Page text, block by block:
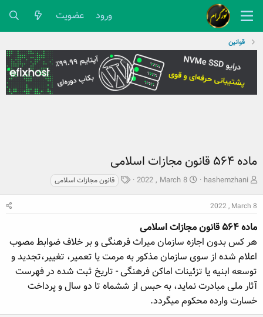
ورود عضویت
قوانین
ماده ۵۶۴ قانون مجازات اسلامی
ش
و
ک
ن
د
ه
م
hashemzhani
ت
خ
و
ع
2022 , March 8
ب
ه
قانون مجازات اسلامی
2022 , March 8
ماده ۵۶۴ قانون مجازات اسلامی
هر کس بدون اجازه سازمان میراث فرهنگی و بر خلاف ضوابط مصوب
اعلام شده از سوی سازمان مذکور به مرمت یا تعمیر، تغییر،‌تجدید و
توسعه ابنیه یا تزئینات اماکن فرهنگی - تاریخ ثبت شده در فهرست
آثار ملی مبادرت نماید، به حبس از ششماه تا دو سال و پرداخت‌
خسارت وارده محکوم میگردد.